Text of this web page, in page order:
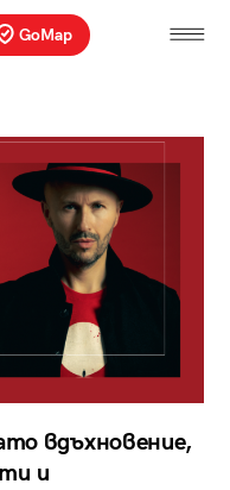
GoMap
вдъхновение,
и